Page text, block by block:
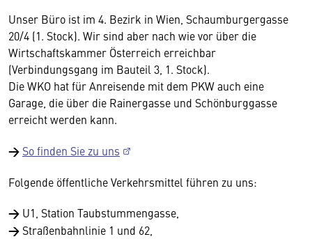
Unser Büro ist im 4. Bezirk in Wien, Schaumburgergasse
20/4 (1. Stock). Wir sind aber nach wie vor über die
Wirtschaftskammer Österreich erreichbar
(Verbindungsgang im Bauteil 3, 1. Stock).
Die WKO hat für Anreisende mit dem PKW auch eine
Garage, die über die Rainergasse und Schönburggasse
erreicht werden kann.
→ So finden Sie zu uns
Folgende öffentliche Verkehrsmittel führen zu uns:
→ U1, Station Taubstummengasse,
→ Straßenbahnlinie 1 und 62,